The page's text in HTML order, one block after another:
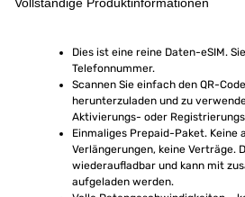
Dies ist eine reine Daten-eSIM.
Telefonnummer.
Scannen Sie einfach den QR-
herunterzuladen und zu
Aktivierungs- oder
Einmaliges Prepaid-Paket. Keine
Verlängerungen, keine Verträge.
wiederaufladbar und kann mit
aufgeladen werden.